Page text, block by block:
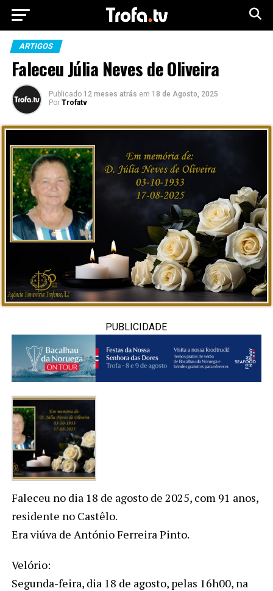
ARTIGOS
Faleceu Júlia Neves de Oliveira
Publicado 12 meses atrás em 18 de Agosto, 2025
Por Trofatv
PUBLICIDADE
Faleceu no dia 18 de agosto de 2025, com 91 anos,
residente no Castêlo.
Era viúva de António Ferreira Pinto.
Velório:
Segunda-feira, dia 18 de agosto, pelas 16h00, na